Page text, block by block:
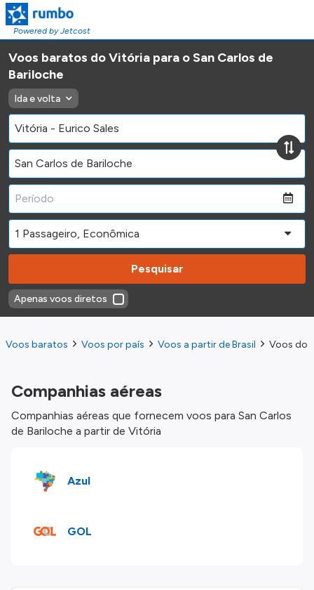
Powered by Jetcost
Voos baratos do Vitória para o San Carlos de
Bariloche
Ida e volta
Pesquisar
Apenas voos diretos
Voos baratos Voos por país Voos a partir de Brasil Voos do
Companhias aéreas
Companhias aéreas que fornecem voos para San Carlos
de Bariloche a partir de Vitória
Azul
GOL